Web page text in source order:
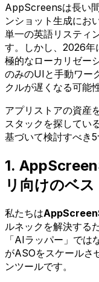
AppScreensは長い
ンショット生成にお
単一の英語リスティ
す。しかし、2026
極的なローカリゼー
のみのUIと手動ワー
クルが遅くなる可能
アプリストアの資産
スタックを探してい
基づいて検討すべき5
1.
リ向けのベ
私たちは
ルネックを解決する
「AIラッパー」では
がASOをスケールさ
ンツールです。